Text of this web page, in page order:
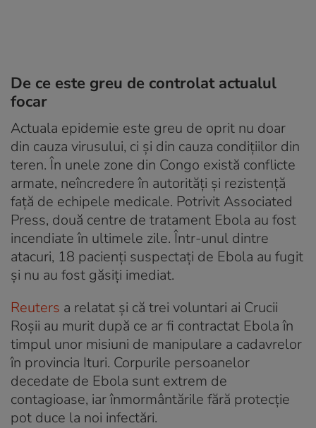
De ce este greu de controlat actualul
focar
Actuala epidemie este greu de oprit nu doar
din cauza virusului, ci și din cauza condițiilor din
teren. În unele zone din Congo există conflicte
armate, neîncredere în autorități și rezistență
față de echipele medicale. Potrivit Associated
Press, două centre de tratament Ebola au fost
incendiate în ultimele zile. Într-unul dintre
atacuri, 18 pacienți suspectați de Ebola au fugit
și nu au fost găsiți imediat.
Reuters a relatat și că trei voluntari ai Crucii
Roșii au murit după ce ar fi contractat Ebola în
timpul unor misiuni de manipulare a cadavrelor
în provincia Ituri. Corpurile persoanelor
decedate de Ebola sunt extrem de
contagioase, iar înmormântările fără protecție
pot duce la noi infectări.